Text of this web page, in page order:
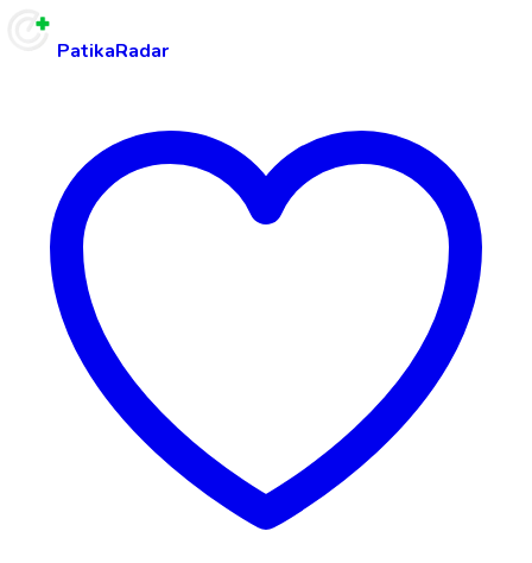
PatikaRadar